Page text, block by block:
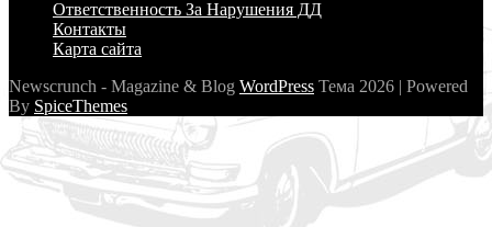
Ответственность За Нарушения ДД
Контакты
Карта сайта
Newscrunch - Magazine & Blog WordPress Тема 2026 | Powered
By SpiceThemes